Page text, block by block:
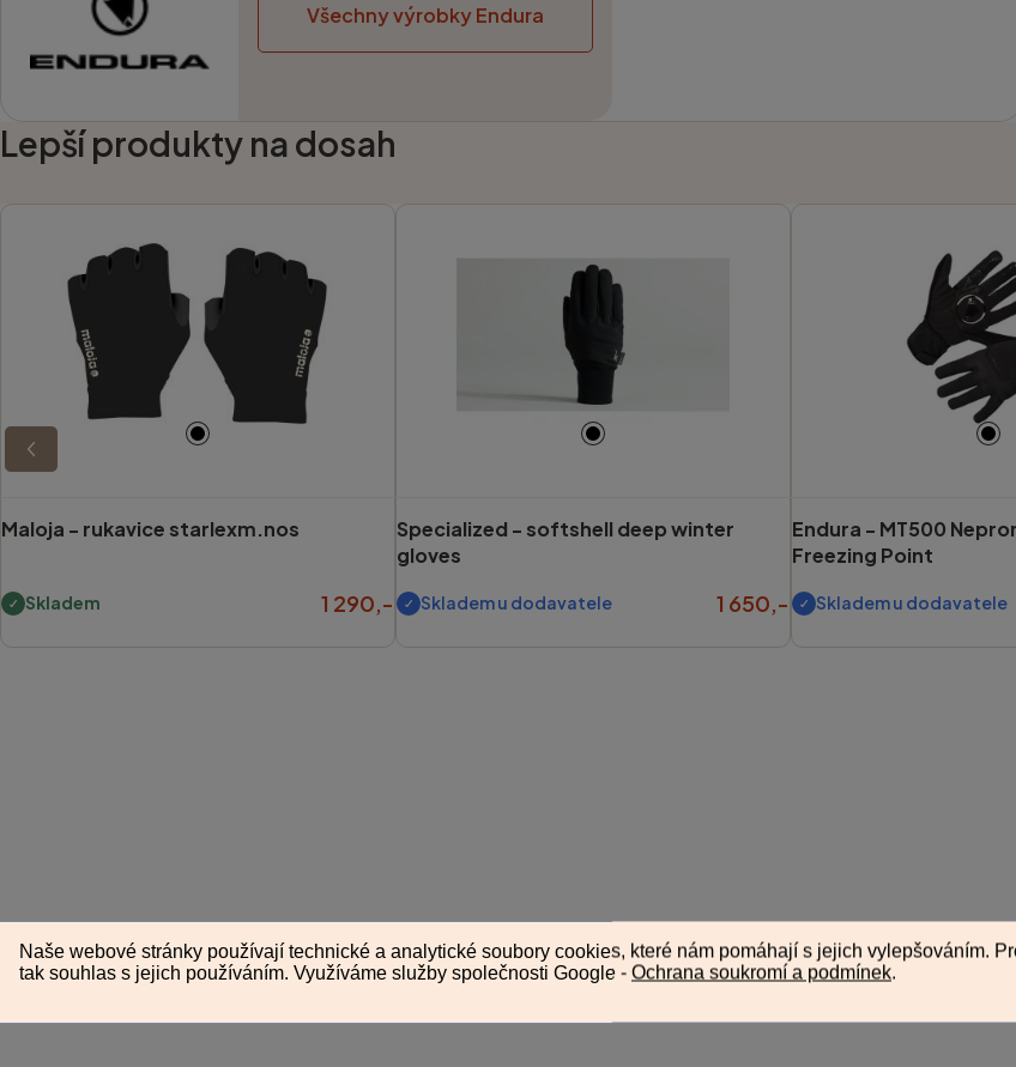
Všechny výrobky Endura
Lepší produkty na dosah
Maloja - rukavice starlexm.nos
Skladem 1 290,-
Specialized - softshell deep winter
gloves
Skladem u dodavatele 1 650,-
Endura - MT500
Freezing Point
Skladem u dodavatele